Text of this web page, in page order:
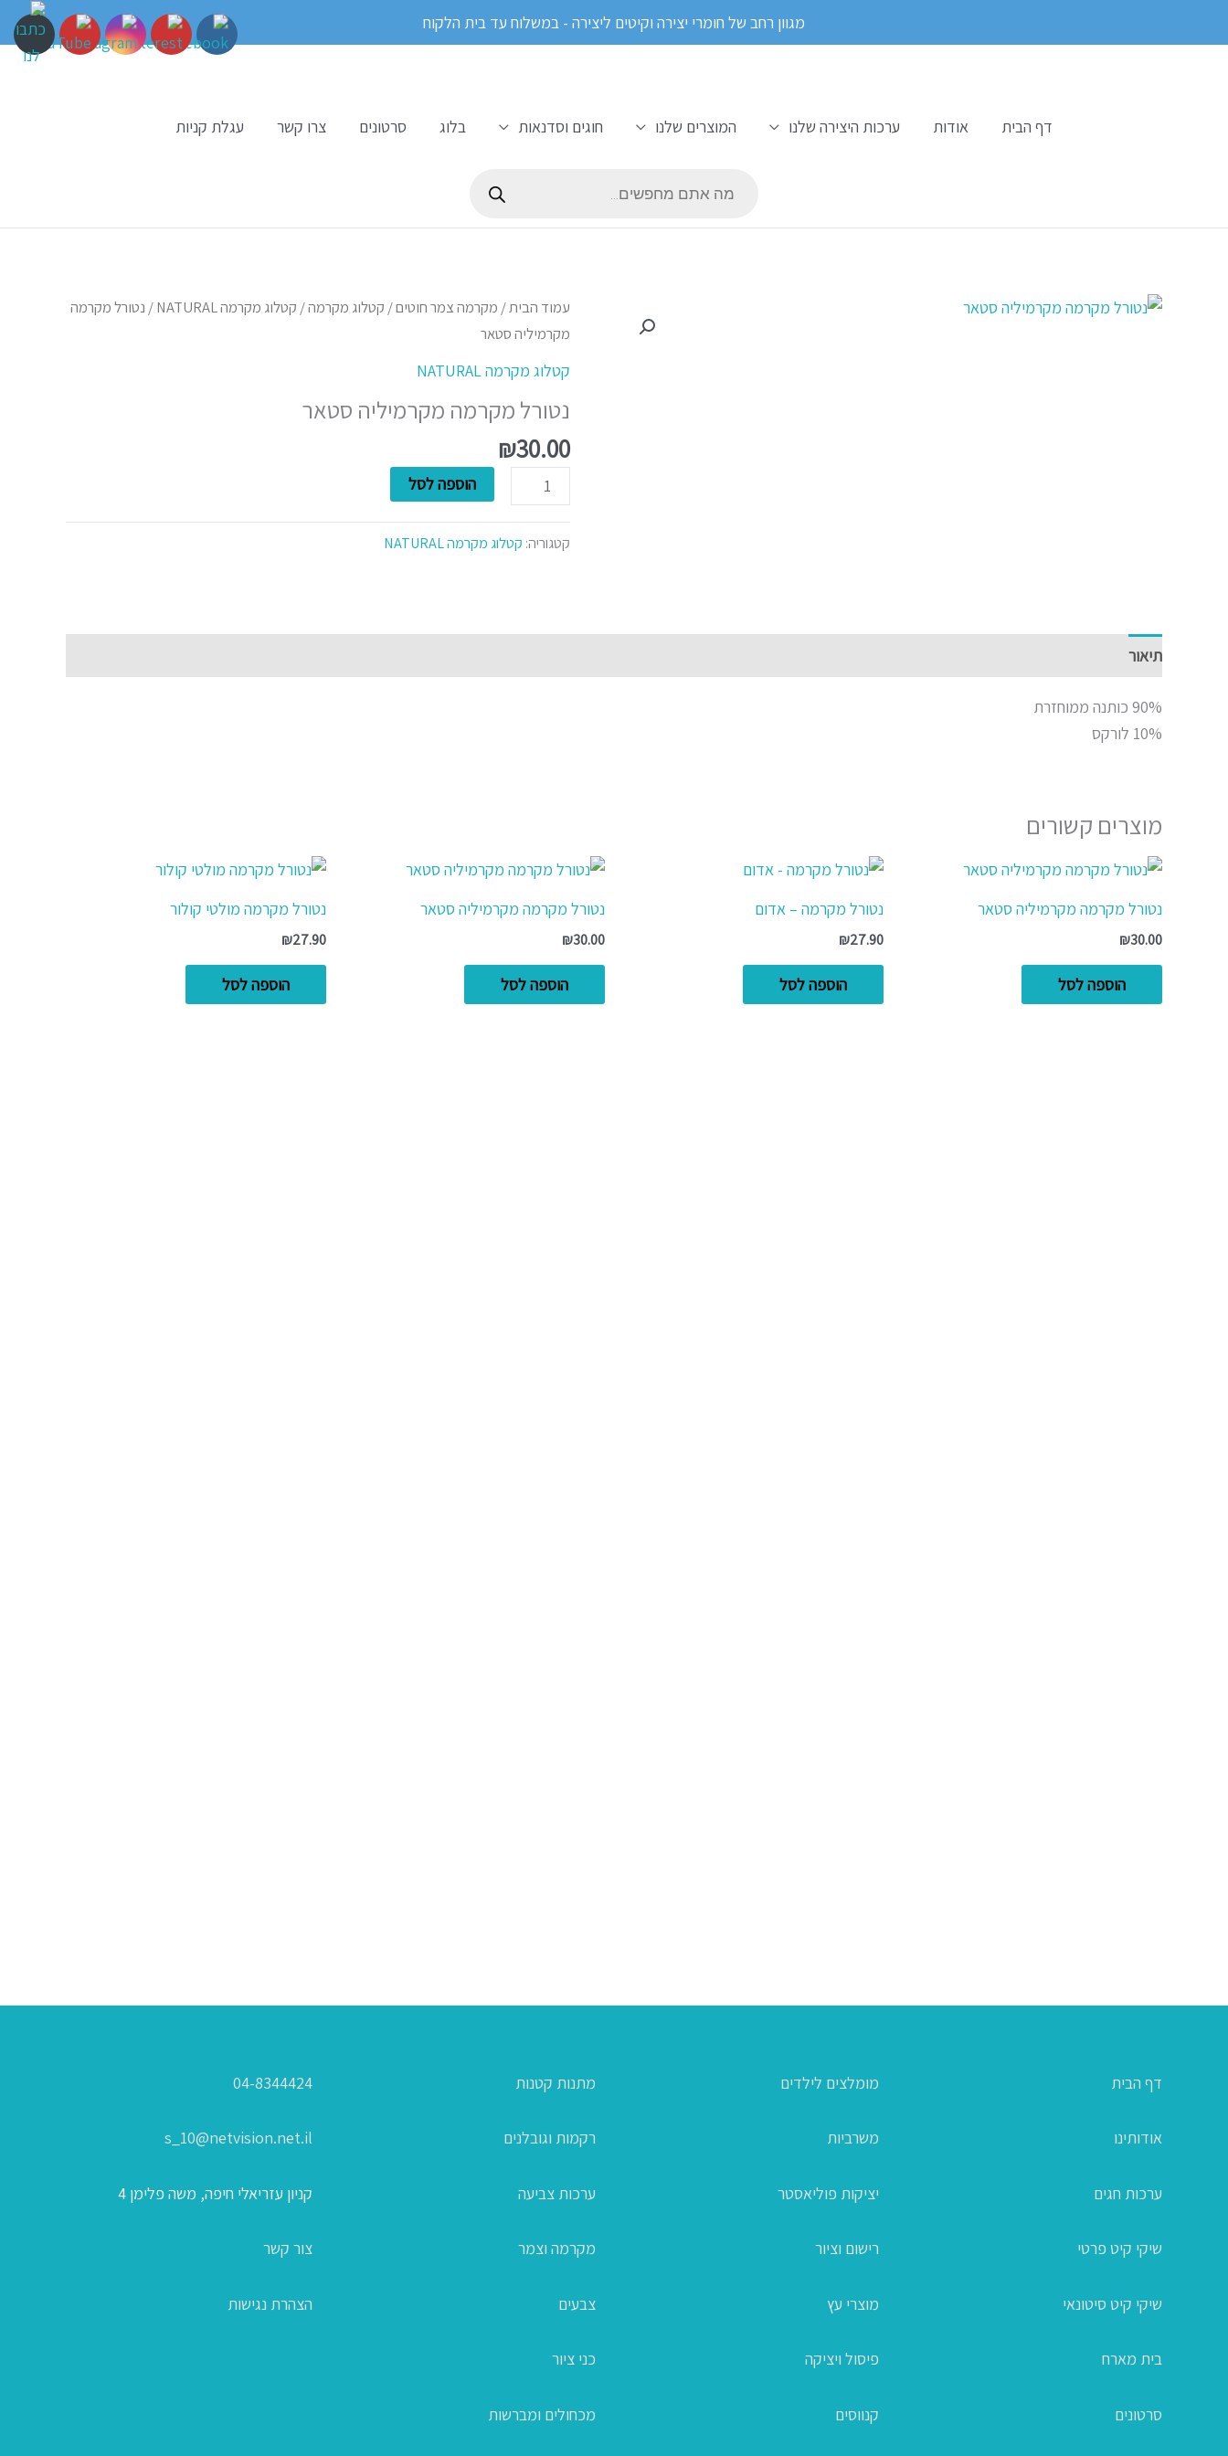
מגוון רחב של חומרי יצירה וקיטים ליצירה - במשלוח עד בית הלקוח
דף הבית אודות ערכות היצירה שלנו המוצרים שלנו חוגים וסדנאות בלוג סרטונים צרו קשר
עגלת קניות
עמוד הבית/ מקרמה צמר חוטים/ קטלוג מקרמה/ קטלוג מקרמה NATURAL
/ נטורל מקרמה
מקרמיליה סטאר
קטלוג מקרמה NATURAL
נטורל מקרמה מקרמיליה סטאר
₪30.00
כמות
של
נטורל
מקרמה
מקרמיליה
סטאר
הוספה לסל
קטגוריה: קטלוג מקרמה NATURAL
תיאור
90% כותנה ממוחזרת
10% לורקס
מוצרים קשורים
נטורל מקרמה מקרמיליה סטאר
₪30.00
הוספה לסל
נטורל מקרמה – אדום
₪27.90
הוספה לסל
נטורל מקרמה מקרמיליה סטאר
₪30.00
הוספה לסל
נטורל מקרמה מולטי קולור
₪27.90
הוספה לסל
דף הבית
אודותינו
ערכות חגים
שיקי קיט פרטי
שיקי קיט סיטונאי
בית מארח
סרטונים
מומלצים לילדים
משרביות
יציקות פוליאסטר
רישום וציור
מוצרי עץ
פיסול ויציקה
קנווסים
מתנות קטנות
רקמות וגובלנים
ערכות צביעה
מקרמה וצמר
צבעים
כני ציור
מכחולים ומברשות
04-8344424
s_10@netvision.net.il
קניון עזריאלי חיפה, משה פלימן 4
צור קשר
הצהרת נגישות